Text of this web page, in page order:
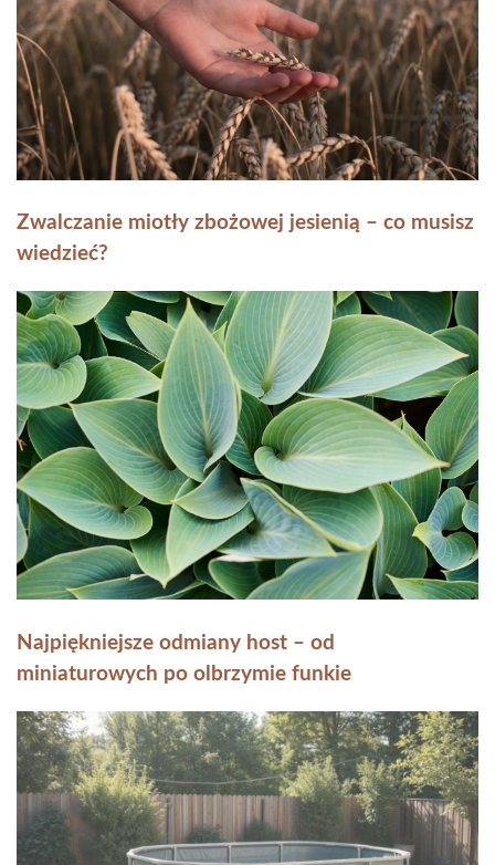
Zwalczanie miotły zbożowej jesienią – co musisz
wiedzieć?
Najpiękniejsze odmiany host – od
miniaturowych po olbrzymie funkie